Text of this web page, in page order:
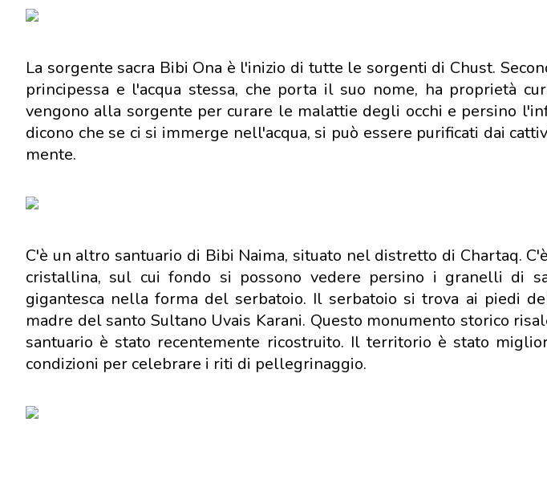
La sorgente sacra Bibi Ona è l'inizio di tutte le sorgenti di Chust.
principessa e l'acqua stessa, che porta il suo nome, ha proprietà
vengono alla sorgente per curare le malattie degli occhi e persino
dicono che se ci si immerge nell'acqua, si può essere purificati dai
mente.
C'è un altro santuario di Bibi Naima, situato nel distretto di Chartaq.
cristallina, sul cui fondo si possono vedere persino i granelli di
gigantesca nella forma del serbatoio. Il serbatoio si trova ai piedi
madre del santo Sultano Uvais Karani. Questo monumento storico
santuario è stato recentemente ricostruito. Il territorio è stato
condizioni per celebrare i riti di pellegrinaggio.